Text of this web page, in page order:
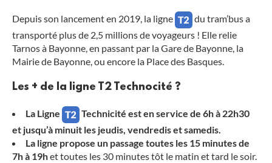
Depuis son lancement en 2019, la ligne
du tram’bus a
transporté plus de 2,5 millions de voyageurs ! Elle relie
Tarnos à Bayonne, en passant par la Gare de Bayonne, la
Mairie de Bayonne, ou encore la Place des Basques.
Les + de la ligne T2 Technocité ?
La Ligne
Technicité est en service de 6h à 22h30
et jusqu’à minuit les jeudis, vendredis et samedis.
La ligne propose un passage toutes les 15 minutes de
7h à 19het toutes les 30 minutes tôt le matin et tard le soir.